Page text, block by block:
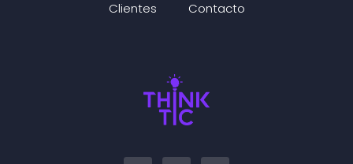
Clientes
Contacto